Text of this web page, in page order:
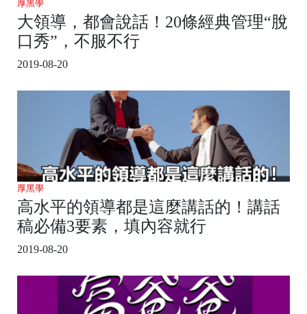
厚黑學
大領導，都會說話！20條經典管理“脫
口秀”，不服不行
2019-08-20
厚黑學
高水平的領導都是這麼講話的！講話
稿必備3要素，填內容就行
2019-08-20